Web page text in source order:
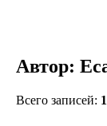
Автор:
Всего записей: